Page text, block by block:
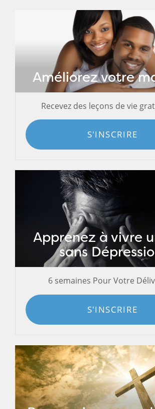
Améliorez votre
Recevez des leçons de vie
S'INSCRIRE
Apprenez à vivre
sans
6 semaines Pour Votre
S'INSCRIRE